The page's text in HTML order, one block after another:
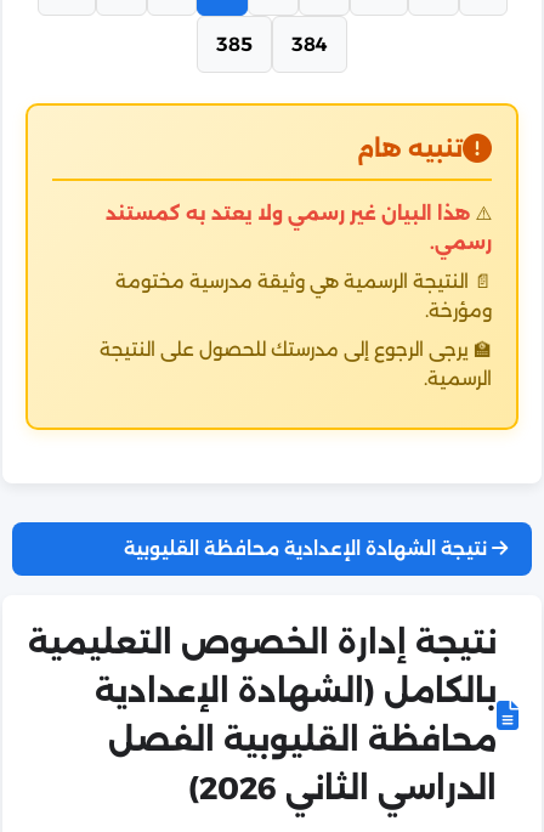
384
385
تنبيه هام
⚠️هذا البيان غير رسمي ولا يعتد به كمستند
رسمي.
📄 النتيجة الرسمية هي وثيقة مدرسية مختومة
ومؤرخة.
🏫 يرجى الرجوع إلى مدرستك للحصول على النتيجة
الرسمية.
نتيجة الشهادة الإعدادية محافظة القليوبية
نتيجة إدارة الخصوص التعليمية
بالكامل (الشهادة الإعدادية
محافظة القليوبية الفصل
الدراسي الثاني 2026)